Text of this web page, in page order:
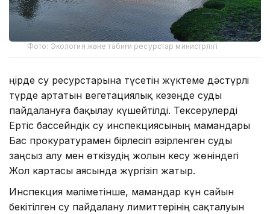
Фото: Экология және табиғи ресурстар министрлігі
Өңірде су ресурстарына түсетін жүктеме дәстүрлі
түрде артатын вегетациялық кезеңде суды
пайдалануға бақылау күшейтілді. Тексерулерді
Ертіс бассейндік су инспекциясының мамандары
Бас прокуратурамен бірлесіп әзірленген суды
заңсыз алу мен өткізудің жолын кесу жөніндегі
Жол картасы аясында жүргізіп жатыр.
Инспекция мәліметінше, мамандар күн сайын
бекітілген су пайдалану лимиттерінің сақталуын